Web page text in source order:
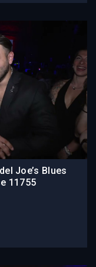
Joe’s Blues
11755